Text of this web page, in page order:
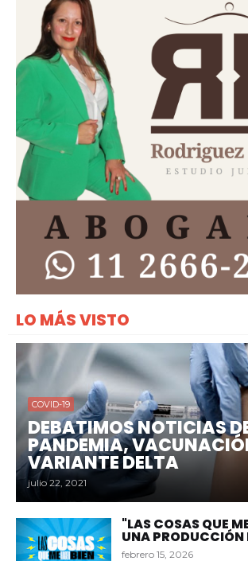
LO MÁS VISTO
COVID-19
DEBATIMOS NOTICIAS
PANDEMIA,
VARIANTE DELTA
julio 22, 2021
"LAS COSAS QUE
UNA PRODUCCIÓN
febrero 15, 2026